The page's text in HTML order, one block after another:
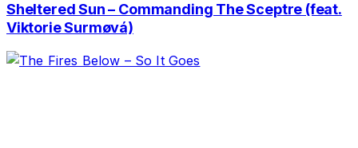
Sheltered Sun – Commanding The Sceptre (feat.
Viktorie Surmøvá)